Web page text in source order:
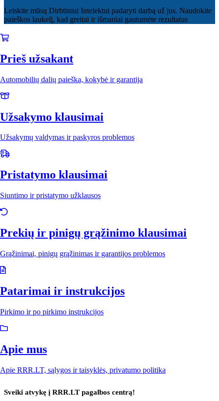
Leiskite mūsų Dirbtiniui Intelektui padaryti darbą už jus. Naudokite
paieškos laukelį, kad greitai ir išmaniai gautumėte rezultatus
Prieš užsakant
Automobilių dalių paieška, kokybė ir garantija
Užsakymo klausimai
Užsakymų valdymas ir paskyros problemos
Pristatymo klausimai
Siuntimo ir pristatymo užklausos
Prekių ir pinigų grąžinimo klausimai
Grąžinimai, pinigų grąžinimas ir garantijos problemos
Patarimai ir instrukcijos
Pirkimo ir po pirkimo instrukcijos
Apie mus
Apie RRR.LT, sąlygos ir taisyklės, privatumo politika
Sveiki atvykę į RRR.LT pagalbos centrą!